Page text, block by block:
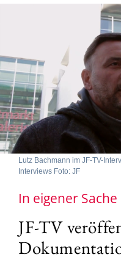
Lutz Bachmann im JF-TV-
Interviews Foto: JF
In eigener Sache
JF-TV